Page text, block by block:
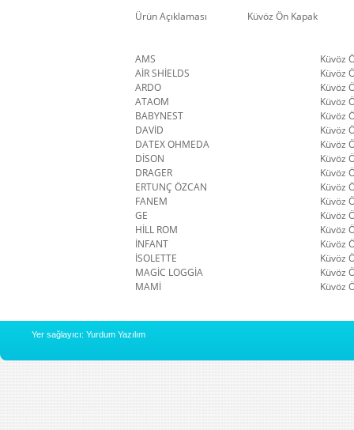
Ürün Açıklaması Küvöz Ön Kapak
AMS
Küvöz
AİR SHİELDS
Küvöz
ARDO
Küvöz
ATAOM
Küvöz
BABYNEST
Küvöz
DAVİD
Küvöz
DATEX OHMEDA
Küvöz
DİSON
Küvöz
DRAGER
Küvöz
ERTUNÇ ÖZCAN
Küvöz
FANEM
Küvöz
GE
Küvöz
HİLL ROM
Küvöz
İNFANT
Küvöz
İSOLETTE
Küvöz
MAGİC LOGGİA
Küvöz
MAMİ
Küvöz
Yer sağlayıcı: Yurdum Yazılım